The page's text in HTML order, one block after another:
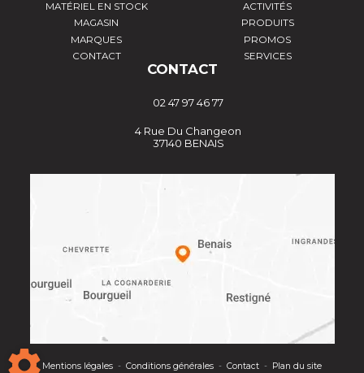
MATÉRIEL EN STOCK
ACTIVITÉS
MAGASIN
PRODUITS
MARQUES
PROMOS
CONTACT
SERVICES
CONTACT
02 47 97 46 77
4 Rue Du Changeon
37140 BENAIS
Mentions légales - Conditions générales - Contact - Plan du site